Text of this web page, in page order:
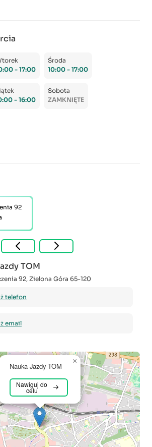
- 17:00
Środa
10:00 - 17:00
- 16:00
Sobota
ZAMKNIĘTE
92
TOM
92, Zielona Góra 65-120
telefon
email
Nauka Jazdy TOM
Nawiguj do
celu
×